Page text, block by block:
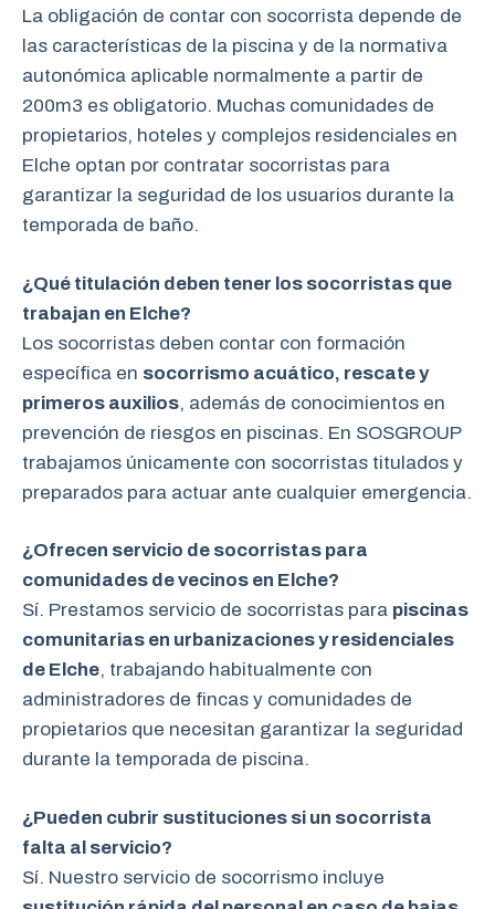
La obligación de contar con socorrista depende de
las características de la piscina y de la normativa
autonómica aplicable normalmente a partir de
200m3 es obligatorio. Muchas comunidades de
propietarios, hoteles y complejos residenciales en
Elche optan por contratar socorristas para
garantizar la seguridad de los usuarios durante la
temporada de baño.
¿Qué titulación deben tener los socorristas que
trabajan en Elche?
Los socorristas deben contar con formación
específica en socorrismo acuático, rescate y
primeros auxilios, además de conocimientos en
prevención de riesgos en piscinas. En SOSGROUP
trabajamos únicamente con socorristas titulados y
preparados para actuar ante cualquier emergencia.
¿Ofrecen servicio de socorristas para
comunidades de vecinos en Elche?
Sí. Prestamos servicio de socorristas para piscinas
comunitarias en urbanizaciones y residenciales
de Elche, trabajando habitualmente con
administradores de fincas y comunidades de
propietarios que necesitan garantizar la seguridad
durante la temporada de piscina.
¿Pueden cubrir sustituciones si un socorrista
falta al servicio?
Sí. Nuestro servicio de socorrismo incluye